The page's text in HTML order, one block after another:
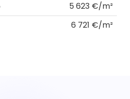
5 623 €/m²
6 721 €/m²